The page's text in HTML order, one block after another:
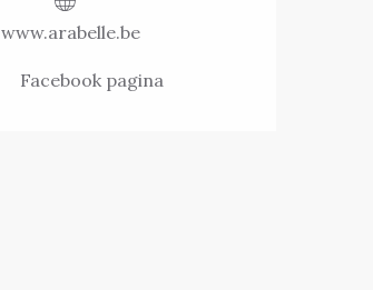
www.arabelle.be
Facebook pagina